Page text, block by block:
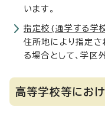
います。
指定校(通学する学
住所地により指定
る場合として、学区
高等学校等にお